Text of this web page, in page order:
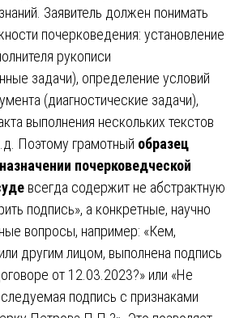
Заявитель должен понимать
почерковедения: установление
рукописи
задачи), определение условий
(диагностические задачи),
выполнения нескольких текстов
Поэтому грамотный образец
почерковедческой
всегда содержит не абстрактную
подпись», а конкретные, научно
вопросы, например: «Кем,
другим лицом, выполнена подпись
от 12.03.2023?» или «Не
подпись с признаками